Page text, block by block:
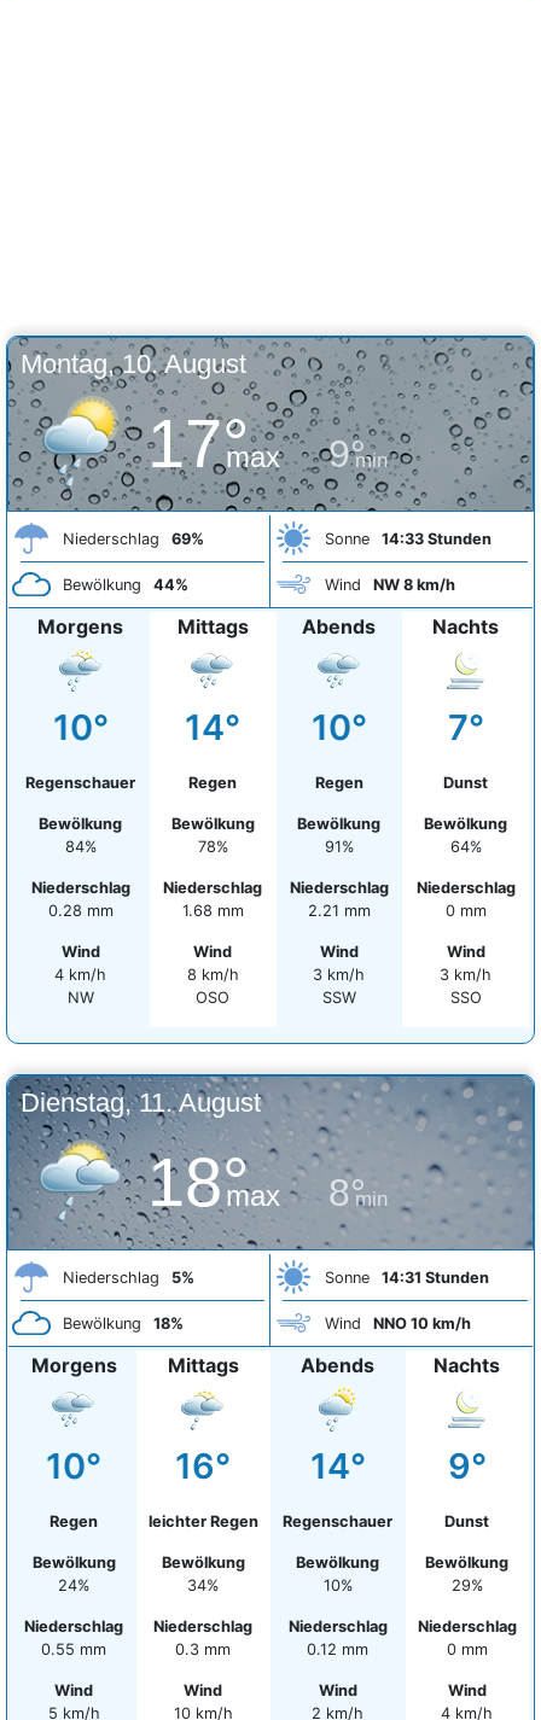
Montag, 10. August
17°
max 9°
min
Niederschlag 69%
Bewölkung 44%
Sonne 14:33 Stunden
Wind NW 8 km/h
Morgens
10°
Regenschauer
Bewölkung
84%
Niederschlag
0.28 mm
Wind
4 km/h
NW
Mittags
14°
Regen
Bewölkung
78%
Niederschlag
1.68 mm
Wind
8 km/h
OSO
Abends
10°
Regen
Bewölkung
91%
Niederschlag
2.21 mm
Wind
3 km/h
SSW
Nachts
7°
Dunst
Bewölkung
64%
Niederschlag
0 mm
Wind
3 km/h
SSO
Dienstag, 11. August
18°
max 8°
min
Niederschlag 5%
Bewölkung 18%
Sonne 14:31 Stunden
Wind NNO 10 km/h
Morgens
10°
Regen
Bewölkung
24%
Niederschlag
0.55 mm
Wind
5 km/h
Mittags
16°
leichter Regen
Bewölkung
34%
Niederschlag
0.3 mm
Wind
10 km/h
Abends
14°
Regenschauer
Bewölkung
10%
Niederschlag
0.12 mm
Wind
2 km/h
Nachts
9°
Dunst
Bewölkung
29%
Niederschlag
0 mm
Wind
4 km/h